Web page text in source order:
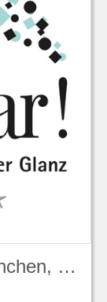
Milchkännchen, Sahnekännchen, Duck Egg Blue, Stonecast - Churchill